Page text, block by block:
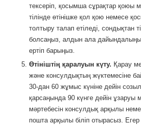
тексеріп, қосымша сұрақтар қоюы
тілінде өтінішке қол қою немесе
толтыру талап етіледі, сондықтан
болсаңыз, алдын ала
ертіп барыңыз.
Өтініштің қаралуын күту. Қарау
және консулдықтың жүктемесіне
30-дан 60 жұмыс күніне дейін
қарсаңында 90 күнге дейін ұзаруы
мәртебесін консулдық арқылы
пошта арқылы біліп отырасыз.